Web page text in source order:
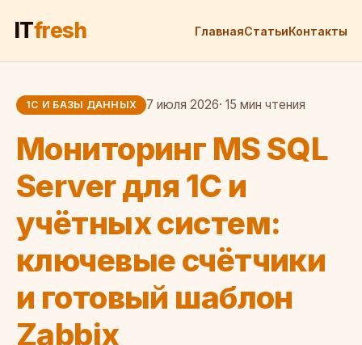
ITfresh ГлавнаяСтатьиКонтакты
1С И БАЗЫ ДАННЫХ 7 июля 2026· 15 мин чтения
Мониторинг MS SQL
Server для 1С и
учётных систем:
ключевые счётчики
и готовый шаблон
Zabbix